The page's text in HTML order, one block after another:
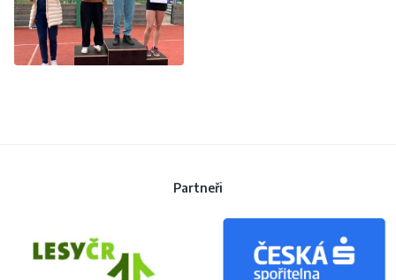
Partneři